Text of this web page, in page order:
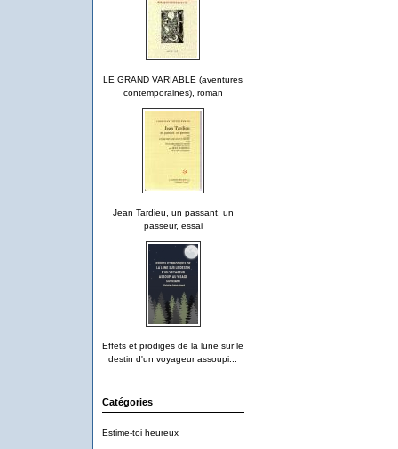
LE GRAND VARIABLE (aventures
contemporaines), roman
Jean Tardieu, un passant, un
passeur, essai
Effets et prodiges de la lune sur le
destin d'un voyageur assoupi...
Catégories
Estime-toi heureux